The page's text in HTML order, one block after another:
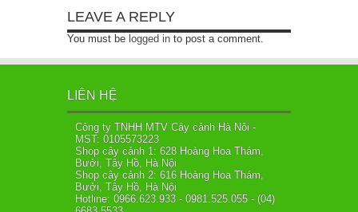
LEAVE A REPLY
You must be logged in to post a comment.
LIÊN HỆ
Công ty TNHH MTV Cây cảnh Hà Nội -
MST: 0105573223
Shop cây cảnh 1: 628 Hoàng Hoa Thám,
Bưởi, Tây Hồ, Hà Nội
Shop cây cảnh 2: 616 Hoàng Hoa Thám,
Bưởi, Tây Hồ, Hà Nội
Hotline: 0966.623.933 - 0981.525.055 - (04)